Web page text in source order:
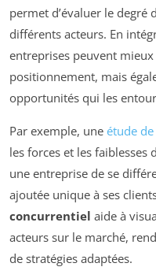
permet d’évaluer le degré
différents acteurs. En
entreprises peuvent
positionnement, mais
opportunités qui les
Par exemple, une étude
les forces et les faiblesses
une entreprise de se
ajoutée unique à ses
concurrentiel aide à
acteurs sur le marché,
de stratégies adaptées.